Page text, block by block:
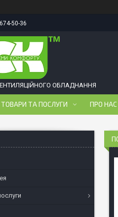
50-36
ОБЛАДНАННЯ
ТОВАРИ ТА ПОСЛУГИ ПРО НАС